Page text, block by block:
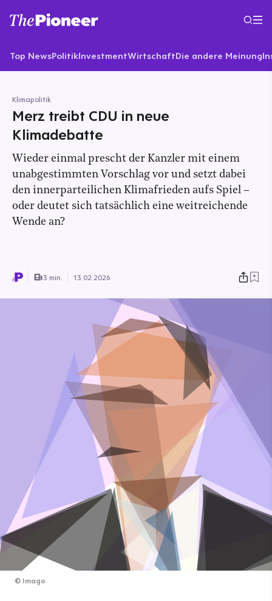
Top NewsPolitikInvestmentWirtschaftDie andere Meinung
Klimapolitik
Merz treibt CDU in neue
Klimadebatte
Wieder einmal prescht der Kanzler mit einem
unabgestimmten Vorschlag vor und setzt dabei
den innerparteilichen Klimafrieden aufs Spiel –
oder deutet sich tatsächlich eine weitreichende
Wende an?
3 min. 13.02.2026
© Imago